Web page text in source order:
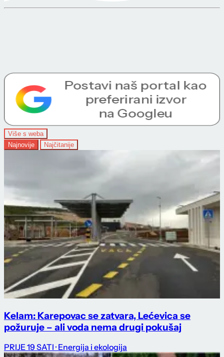
Više s weba
Najnovije
Najčitanije
Kelam: Karepovac se zatvara, Lećevica se
požuruje – ali voda nema drugi pokušaj
PRIJE 19 SATI · Energija i ekologija